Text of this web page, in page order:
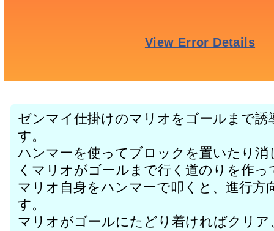
ゼンマイ仕掛けのマリオをゴールまで
す。
ハンマーを使ってブロックを置いたり
くマリオがゴールまで行く道のりを作
マリオ自身をハンマーで叩くと、進行方
す。
マリオがゴールにたどり着ければクリ